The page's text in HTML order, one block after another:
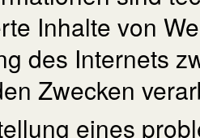
Inhalte von
des Internets
Zwecken
eines